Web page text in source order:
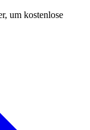
um kostenlose